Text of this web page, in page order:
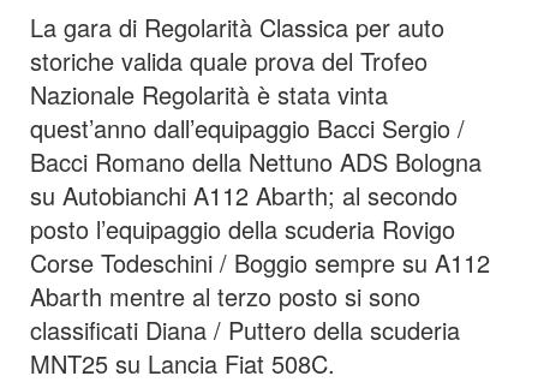
La gara di Regolarità Classica per auto
storiche valida quale prova del Trofeo
Nazionale Regolarità è stata vinta
quest’anno dall’equipaggio Bacci Sergio /
Bacci Romano della Nettuno ADS Bologna
su Autobianchi A112 Abarth; al secondo
posto l’equipaggio della scuderia Rovigo
Corse Todeschini / Boggio sempre su A112
Abarth mentre al terzo posto si sono
classificati Diana / Puttero della scuderia
MNT25 su Lancia Fiat 508C.